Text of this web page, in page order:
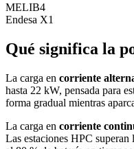
MELIB4
Endesa X1
Qué significa la
La carga en corriente
hasta 22 kW, pensada para
forma gradual mientras
La carga en corriente
Las estaciones HPC